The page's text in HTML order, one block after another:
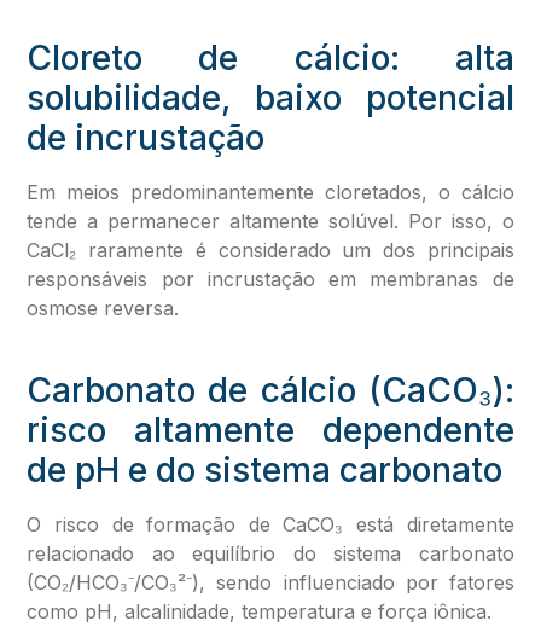
Cloreto de cálcio: alta
solubilidade, baixo potencial
de incrustação
Em meios predominantemente cloretados, o cálcio
tende a permanecer altamente solúvel. Por isso, o
CaCl₂ raramente é considerado um dos principais
responsáveis por incrustação em membranas de
osmose reversa.
Carbonato de cálcio (CaCO₃):
risco altamente dependente
de pH e do sistema carbonato
O risco de formação de CaCO₃ está diretamente
relacionado ao equilíbrio do sistema carbonato
(CO₂/HCO₃⁻/CO₃²⁻), sendo influenciado por fatores
como pH, alcalinidade, temperatura e força iônica.